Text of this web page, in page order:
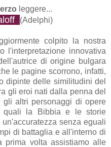
leggere...
(Adelphi)
colpito la nostra
l'interpretazione innovativa
di origine bulgara
le pagine scorrono, infatti,
dipinte delle similitudini del
gli eroi nati dalla penna del
altri personaggi di opere
quali la Bibbia e le storie
senza eguali
di battaglia e all'interno di
prima volta assistiamo alle